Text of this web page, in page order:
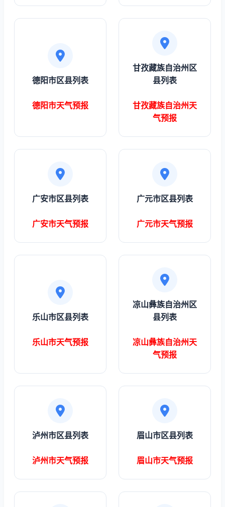
德阳市区县列表
德阳市天气预报
甘孜藏族自治州区
县列表
甘孜藏族自治州天
气预报
广安市区县列表
广安市天气预报
广元市区县列表
广元市天气预报
乐山市区县列表
乐山市天气预报
凉山彝族自治州区
县列表
凉山彝族自治州天
气预报
泸州市区县列表
泸州市天气预报
眉山市区县列表
眉山市天气预报